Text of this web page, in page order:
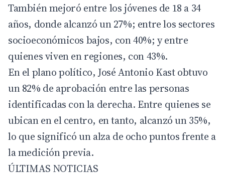
También mejoró entre los jóvenes de 18 a 34
años, donde alcanzó un 27%; entre los sectores
socioeconómicos bajos, con 40%; y entre
quienes viven en regiones, con 43%.
En el plano político, José Antonio Kast obtuvo
un 82% de aprobación entre las personas
identificadas con la derecha. Entre quienes se
ubican en el centro, en tanto, alcanzó un 35%,
lo que significó un alza de ocho puntos frente a
la medición previa.
ÚLTIMAS NOTICIAS